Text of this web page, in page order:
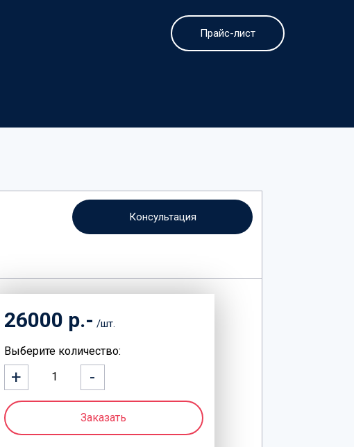
Прайс-лист
Консультация
26000 р.- /шт.
Выберите количество:
+ 1 -
Заказать